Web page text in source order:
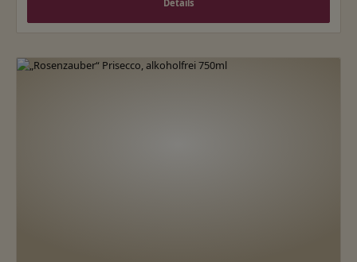
Details